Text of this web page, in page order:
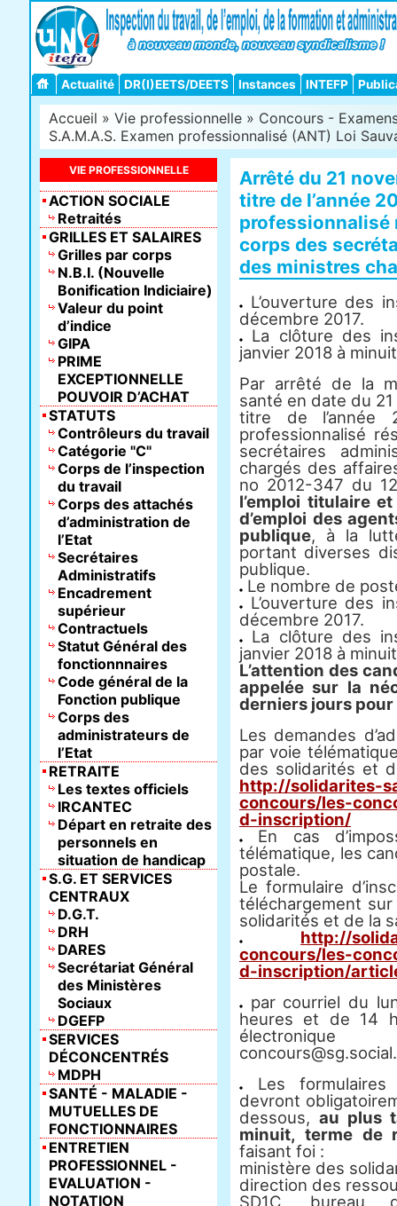
Actualité DR(I)EETS/DEETS Instances INTEFP
Accueil » Vie professionnelle » Concours -
S.A.M.A.S. Examen professionnalisé (ANT) Loi
Arrêté du 21
titre de l’année
professionnalisé
corps des
des ministres
L’ouverture des
décembre 2017.
La clôture des
janvier 2018 à
Par arrêté de la
santé en date du
titre de l’année
professionnalisé
secrétaires
chargés des
no 2012-347 du
l’emploi titulaire
d’emploi des
publique, à la
portant diverses
publique.
Le nombre de
L’ouverture des
décembre 2017.
La clôture des
janvier 2018 à
L’attention des
appelée sur la
derniers jours pour
Les demandes
par voie
des solidarités et
http://solidarites-
concours/les-
d-inscription/
En cas
télématique, les
postale.
Le formulaire
téléchargement
solidarités et de la
http://
concours/les-
d-inscription/
par courriel du
heures et de 14
Les formulaires
devront
dessous, au plus
minuit, terme de
faisant foi :
ministère des
direction des
SD1C, bureau
VIE PROFESSIONNELLE
ACTION SOCIALE
Retraités
GRILLES ET SALAIRES
Grilles par corps
N.B.I. (Nouvelle
Bonification Indiciaire)
Valeur du point
d’indice
GIPA
PRIME
EXCEPTIONNELLE
POUVOIR D’ACHAT
STATUTS
Contrôleurs du travail
Catégorie "C"
Corps de l’inspection
du travail
Corps des attachés
d’administration de
l’Etat
Secrétaires
Administratifs
Encadrement
supérieur
Contractuels
Statut Général des
fonctionnnaires
Code général de la
Fonction publique
Corps des
administrateurs de
l’Etat
RETRAITE
Les textes officiels
IRCANTEC
Départ en retraite des
personnels en
situation de handicap
S.G. ET SERVICES
CENTRAUX
D.G.T.
DRH
DARES
Secrétariat Général
des Ministères
Sociaux
DGEFP
SERVICES
DÉCONCENTRÉS
MDPH
SANTÉ - MALADIE -
MUTUELLES DE
FONCTIONNAIRES
ENTRETIEN
PROFESSIONNEL -
EVALUATION -
NOTATION